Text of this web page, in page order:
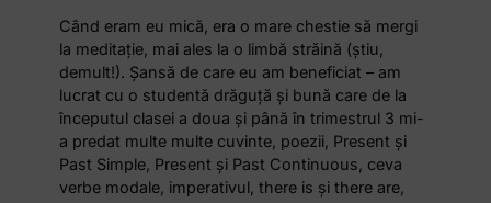
Când eram eu mică, era o mare chestie să mergi
la meditație, mai ales la o limbă străină (știu,
demult!). Șansă de care eu am beneficiat – am
lucrat cu o studentă drăguță și bună care de la
începutul clasei a doua și până în trimestrul 3 mi-
a predat multe multe cuvinte, poezii, Present și
Past Simple, Present și Past Continuous, ceva
verbe modale, imperativul, there is și there are,